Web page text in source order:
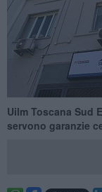
Uilm Toscana Sud
servono garanzie